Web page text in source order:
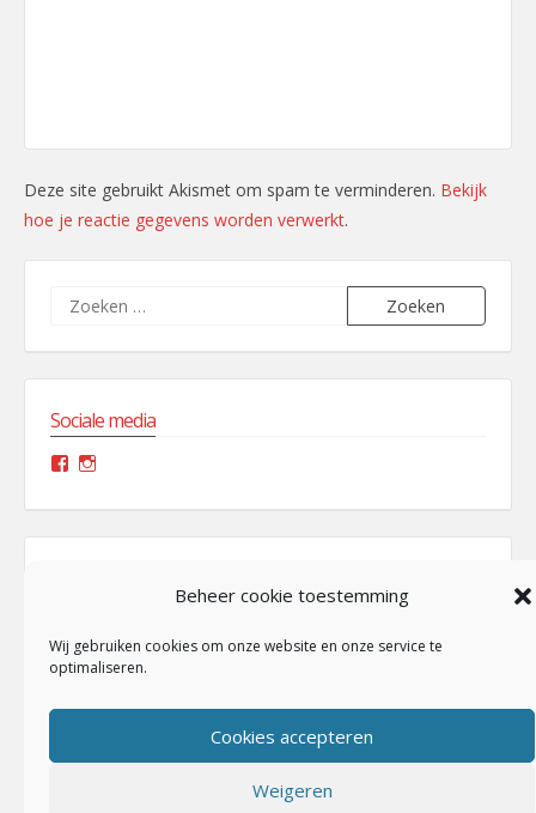
Beheer cookie toestemming
Wij gebruiken cookies om onze website en onze service te
optimaliseren.
Cookies accepteren
Weigeren
Deze site gebruikt Akismet om spam te verminderen. Bekijk
hoe je reactie gegevens worden verwerkt.
Zoeken
naar:
Sociale media
Facebook